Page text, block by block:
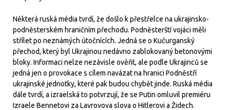
Některá ruská média tvrdí, že došlo k přestřelce na ukrajinsko-
podněsterském hraničním přechodu. Podněsterští vojáci měli
střílet po neznámých útočnících. Jedná se o Kučurganský
přechod, který byl Ukrajinou nedávno zablokovaný betonovými
bloky. Informaci nelze nezávisle ověřit, ale podle Ukrajinců se
jedná jen o provokace s cílem navázat na hranici Podněstří
ukrajinské jednotky, které pak budou chybět jinde. Ruská média
dále tvrdí, a izraelská to potvrzují, že se Putin omluvil premiéru
Izraele Bennetovi za Lavrovova slova o Hitlerovi a Židech.